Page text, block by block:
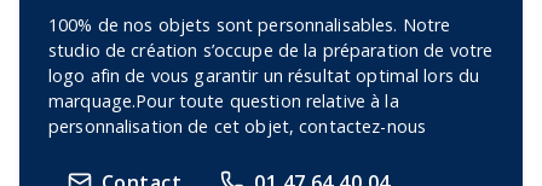
100% de nos objets sont personnalisables. Notre
studio de création s’occupe de la préparation de votre
logo afin de vous garantir un résultat optimal lors du
marquage.Pour toute question relative à la
personnalisation de cet objet, contactez-nous